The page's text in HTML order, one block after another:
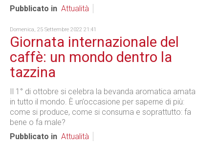
Pubblicato in Attualità
Domenica, 25 Settembre 2022 21:41
Giornata internazionale del
caffè: un mondo dentro la
tazzina
Il 1° di ottobre si celebra la bevanda aromatica amata
in tutto il mondo. È un’occasione per saperne di più:
come si produce, come si consuma e soprattutto: fa
bene o fa male?
Pubblicato in Attualità